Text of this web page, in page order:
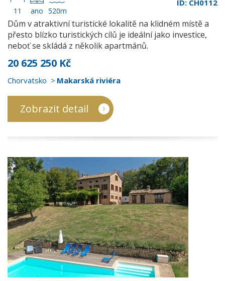
11 ano 520m
ID: CH0112
Dům v atraktivní turistické lokalitě na klidném místě a
přesto blízko turistických cílů je ideální jako investice,
neboť se skládá z několik apartmánů.
20 625 250 Kč
Chorvatsko Makarská riviéra
Zobrazit detail